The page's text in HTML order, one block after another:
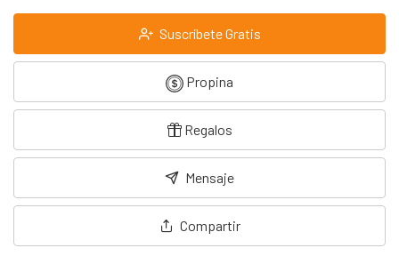
Suscríbete Gratis
Propina
Regalos
Mensaje
Compartir